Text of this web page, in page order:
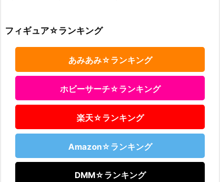
フィギュア☆ランキング
あみあみ☆ランキング
ホビーサーチ☆ランキング
楽天☆ランキング
Amazon☆ランキング
DMM☆ランキング